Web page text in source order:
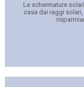
Le schermature
casa dai raggi